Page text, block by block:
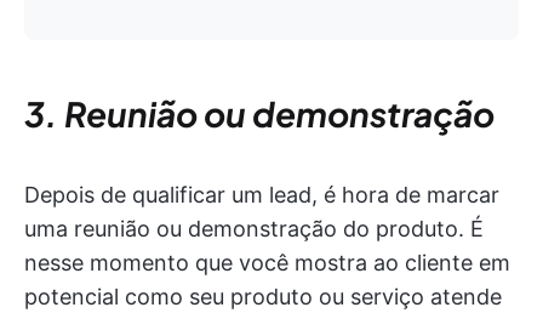
3. Reunião ou demonstração
Depois de qualificar um lead, é hora de marcar
uma reunião ou demonstração do produto. É
nesse momento que você mostra ao cliente em
potencial como seu produto ou serviço atende